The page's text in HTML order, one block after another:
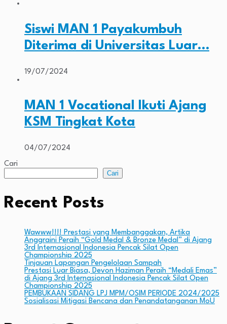
Siswi MAN 1 Payakumbuh
Diterima di Universitas Luar…
19/07/2024
MAN 1 Vocational Ikuti Ajang
KSM Tingkat Kota
04/07/2024
Cari
Cari
Recent Posts
Wawww!!!! Prestasi yang Membanggakan, Artika
Anggraini Peraih “Gold Medal & Bronze Medal” di Ajang
3rd Internasional Indonesia Pencak Silat Open
Championship 2025
Tinjauan Lapangan Pengelolaan Sampah
Prestasi Luar Biasa, Devon Haziman Peraih “Medali Emas”
di Ajang 3rd Internasional Indonesia Pencak Silat Open
Championship 2025
PEMBUKAAN SIDANG LPJ MPM/OSIM PERIODE 2024/2025
Sosialisasi Mitigasi Bencana dan Penandatanganan MoU